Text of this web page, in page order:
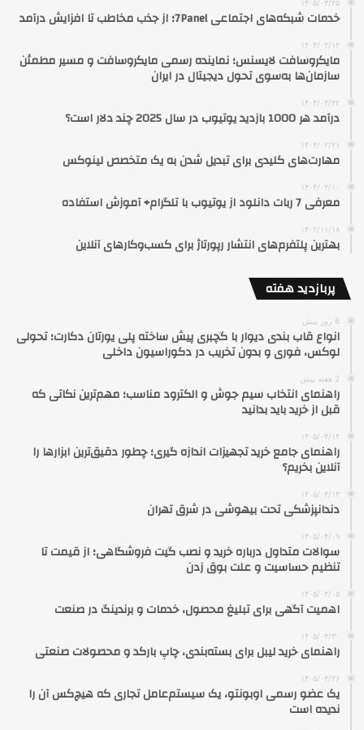
۱۴۰۵/۰۳/۲۵
خدمات شبکه‌های اجتماعی 7Panel؛ از جذب مخاطب تا افزایش درآمد
۱۴۰۴/۰۳/۱۲
مایکروسافت لایسنس؛ نماینده رسمی مایکروسافت و مسیر مطمئن
سازمان‌ها به‌سوی تحول دیجیتال در ایران
۱۴۰۴/۰۲/۲۲
درآمد هر 1000 بازدید یوتیوب در سال 2025 چند دلار است؟
۱۴۰۴/۰۲/۲۱
مهارت‌های کلیدی برای تبدیل شدن به یک متخصص لینوکس
۱۴۰۴/۰۲/۱۰
معرفی 7 ربات دانلود از یوتیوب با تلگرام+ آموزش استفاده
۱۴۰۲/۱۱/۱۸
بهترین پلتفرم‌های انتشار رپورتاژ برای کسب‌وکارهای آنلاین
پربازدید هفته
6 روز پیش
انواع قاب بندی دیوار با گچبری پیش ساخته پلی یورتان دکارت؛ تحولی
لوکس، فوری و بدون تخریب در دکوراسیون داخلی
2 هفته پیش
راهنمای انتخاب سیم جوش و الکترود مناسب؛ مهم‌ترین نکاتی که
قبل از خرید باید بدانید
۱۴۰۵/۰۴/۱۴
راهنمای جامع خرید تجهیزات اندازه گیری؛ چطور دقیق‌ترین ابزارها را
آنلاین بخریم؟
۱۴۰۵/۰۴/۱۳
دندانپزشکی تحت بیهوشی در شرق تهران
۱۴۰۵/۰۴/۰۹
سوالات متداول درباره خرید و نصب گیت فروشگاهی؛ از قیمت تا
تنظیم حساسیت و علت بوق زدن
۱۴۰۵/۰۴/۰۵
اهمیت آگهی برای تبلیغ محصول، خدمات و برندینگ در صنعت
۱۴۰۵/۰۳/۳۰
راهنمای خرید لیبل برای بسته‌بندی، چاپ بارکد و محصولات صنعتی
۱۴۰۵/۰۳/۲۶
یک عضو رسمی اوبونتو، یک سیستم‌عامل تجاری که هیچ‌کس آن را
ندیده است